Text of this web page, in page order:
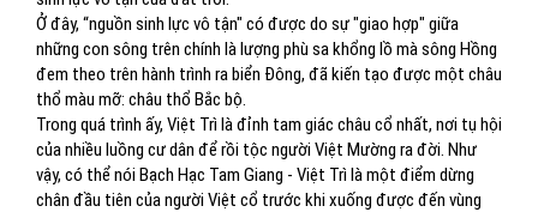
Ở đây, “nguồn sinh lực vô tận" có được do sự "giao hợp" giữa
những con sông trên chính là lượng phù sa khổng lồ mà sông Hồng
đem theo trên hành trình ra biển Đông, đã kiến tạo được một châu
thổ màu mỡ: châu thổ Bắc bộ.
Trong quá trình ấy, Việt Trì là đỉnh tam giác châu cổ nhất, nơi tụ hội
của nhiều luồng cư dân để rồi tộc người Việt Mường ra đời. Như
vậy, có thể nói Bạch Hạc Tam Giang - Việt Trì là một điểm dừng
chân đầu tiên của người Việt cổ trước khi xuống được đến vùng